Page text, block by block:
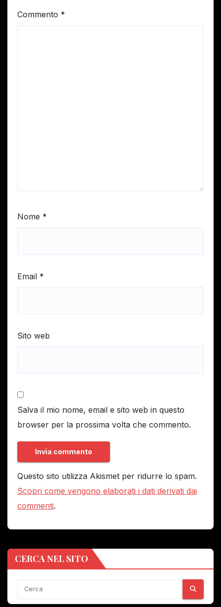
Commento *
Nome *
Email *
Sito web
Salva il mio nome, email e sito web in questo
browser per la prossima volta che commento.
Questo sito utilizza Akismet per ridurre lo spam.
Scopri come vengono elaborati i dati derivati dai
commenti.
CERCA NEL SITO